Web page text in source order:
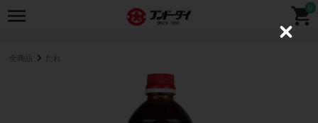
0
全商品 たれ
C